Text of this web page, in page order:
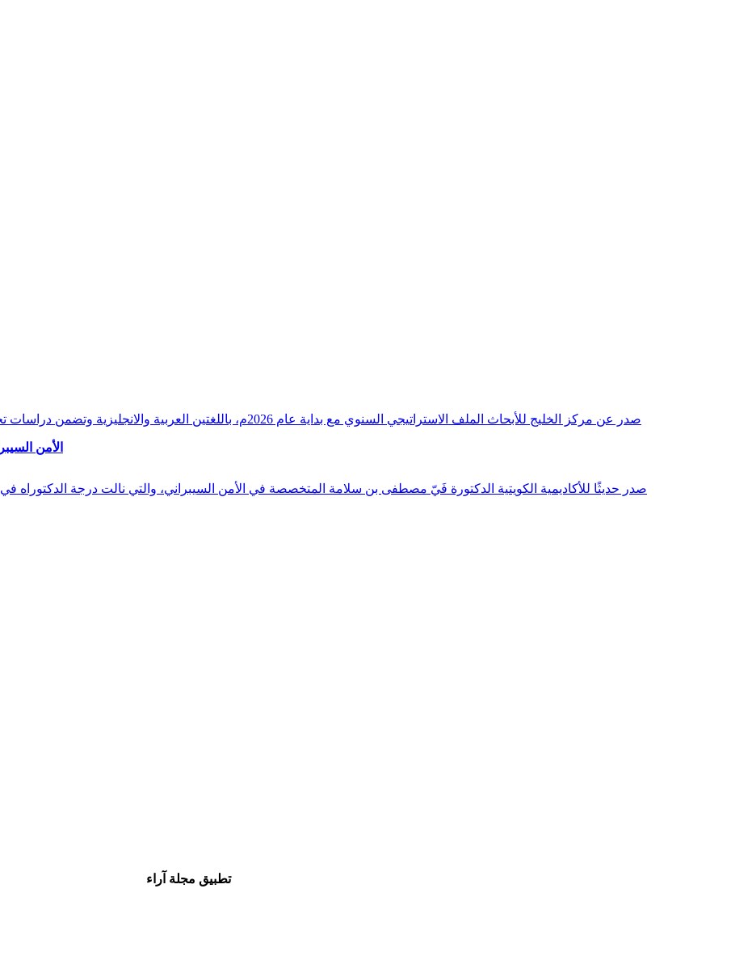
صدر عن مركز الخليج للأبحاث الملف الاستراتيجي السنوي مع بداية عام 2026م، باللغتين العربية والانجليزية وتضمن دراسات تحليلية ورؤى معمقة، وقراءات دقيقة ورصدًا واستشرافًا وافيًا لكافة أ
الأمن
صدر حديثًا للأكاديمية الكويتية الدكتورة فَيّ مصطفى بن سلامة المتخصصة في الأمن السيبراني، والتي نالت درجة
تطبيق مجلة آراء